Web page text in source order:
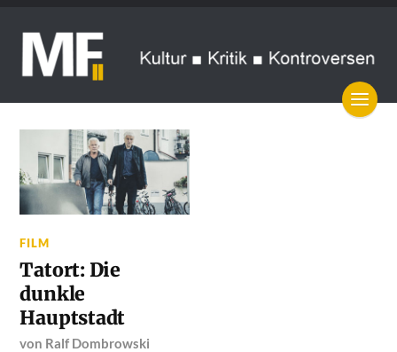
FILM
Tatort: Die
dunkle
Hauptstadt
von Ralf Dombrowski